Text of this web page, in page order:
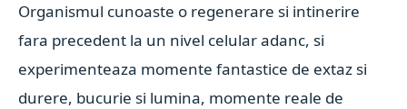
Organismul cunoaste o regenerare si intinerire
fara precedent la un nivel celular adanc, si
experimenteaza momente fantastice de extaz si
durere, bucurie si lumina, momente reale de